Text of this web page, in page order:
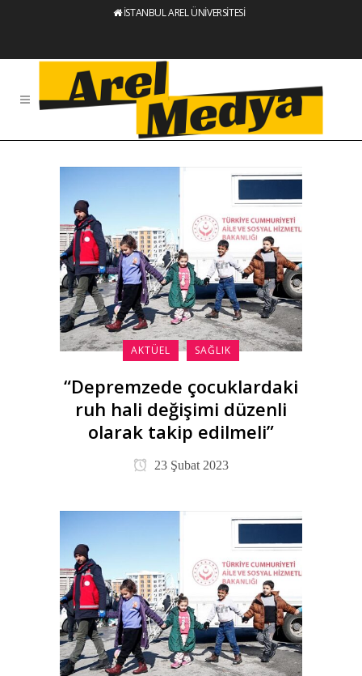
İSTANBUL AREL ÜNİVERSİTESİ
AKTÜEL SAĞLIK
“Depremzede çocuklardaki
ruh hali değişimi düzenli
olarak takip edilmeli”
23 Şubat 2023